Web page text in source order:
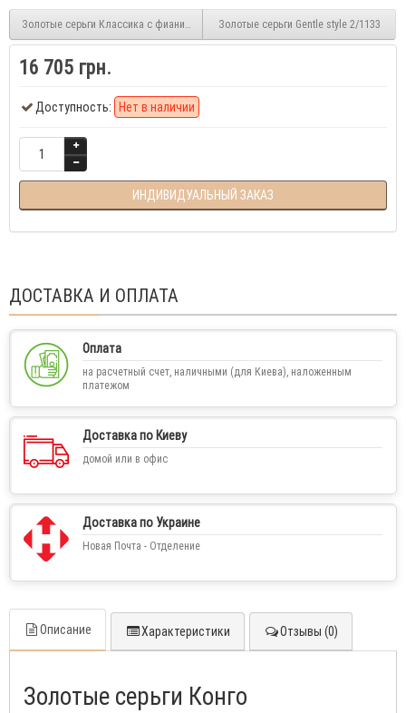
Золотые серьги Классика с фианитами 2/1124Золотые серьги Gentle style 2/1133
16 705 грн.
Доступность: Нет в наличии
ИНДИВИДУАЛЬНЫЙ ЗАКАЗ
ДОСТАВКА И ОПЛАТА
Оплата
на расчетный счет, наличными (для Киева), наложенным
платежом
Доставка по Киеву
домой или в офис
Доставка по Украине
Новая Почта - Отделение
Описание Характеристики Отзывы (0)
Золотые серьги Конго